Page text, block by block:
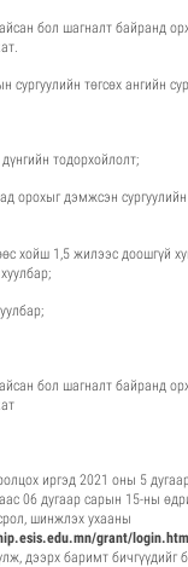
бол шагналт байранд
сургуулийн төгсөх ангийн
тодорхойлолт;
орохыг дэмжсэн
хойш 1,5 жилээс доошгүй
бол шагналт байранд
иргэд 2021 оны 5
06 дугаар сарын 15-ны
шинжлэх ухааны
grant/login.html
дээрх баримт бичгүүдийг